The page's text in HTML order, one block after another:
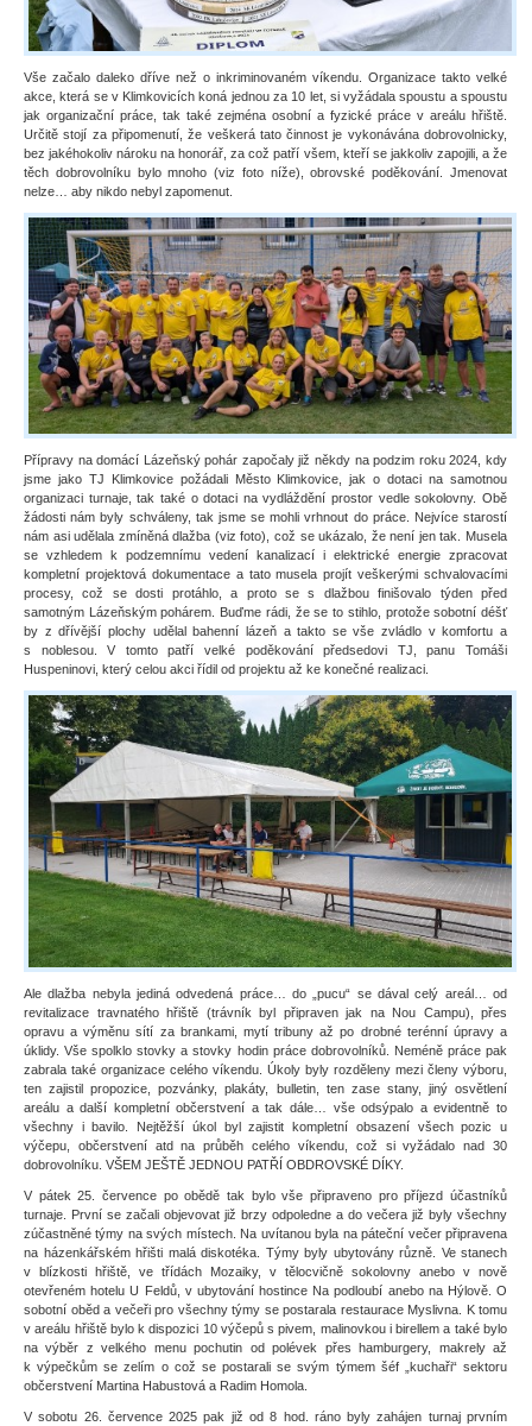
Vše začalo daleko dříve než o inkriminovaném víkendu. Organizace takto velké
akce, která se v Klimkovicích koná jednou za 10 let, si vyžádala spoustu a spoustu
jak organizační práce, tak také zejména osobní a fyzické práce v areálu hřiště.
Určitě stojí za připomenutí, že veškerá tato činnost je vykonávána dobrovolnicky,
bez jakéhokoliv nároku na honorář, za což patří všem, kteří se jakkoliv zapojili, a že
těch dobrovolníku bylo mnoho (viz foto níže), obrovské poděkování. Jmenovat
nelze… aby nikdo nebyl zapomenut.
Přípravy na domácí Lázeňský pohár započaly již někdy na podzim roku 2024, kdy
jsme jako TJ Klimkovice požádali Město Klimkovice, jak o dotaci na samotnou
organizaci turnaje, tak také o dotaci na vydláždění prostor vedle sokolovny. Obě
žádosti nám byly schváleny, tak jsme se mohli vrhnout do práce. Nejvíce starostí
nám asi udělala zmíněná dlažba (viz foto), což se ukázalo, že není jen tak. Musela
se vzhledem k podzemnímu vedení kanalizací i elektrické energie zpracovat
kompletní projektová dokumentace a tato musela projít veškerými schvalovacími
procesy, což se dosti protáhlo, a proto se s dlažbou finišovalo týden před
samotným Lázeňským pohárem. Buďme rádi, že se to stihlo, protože sobotní déšť
by z dřívější plochy udělal bahenní lázeň a takto se vše zvládlo v komfortu a
s noblesou. V tomto patří velké poděkování předsedovi TJ, panu Tomáši
Huspeninovi, který celou akci řídil od projektu až ke konečné realizaci.
Ale dlažba nebyla jediná odvedená práce… do „pucu“ se dával celý areál… od
revitalizace travnatého hřiště (trávník byl připraven jak na Nou Campu), přes
opravu a výměnu sítí za brankami, mytí tribuny až po drobné terénní úpravy a
úklidy. Vše spolklo stovky a stovky hodin práce dobrovolníků. Neméně práce pak
zabrala také organizace celého víkendu. Úkoly byly rozděleny mezi členy výboru,
ten zajistil propozice, pozvánky, plakáty, bulletin, ten zase stany, jiný osvětlení
areálu a další kompletní občerstvení a tak dále… vše odsýpalo a evidentně to
všechny i bavilo. Nejtěžší úkol byl zajistit kompletní obsazení všech pozic u
výčepu, občerstvení atd na průběh celého víkendu, což si vyžádalo nad 30
dobrovolníku. VŠEM JEŠTĚ JEDNOU PATŘÍ OBDROVSKÉ DÍKY.
V pátek 25. července po obědě tak bylo vše připraveno pro příjezd účastníků
turnaje. První se začali objevovat již brzy odpoledne a do večera již byly všechny
zúčastněné týmy na svých místech. Na uvítanou byla na páteční večer připravena
na házenkářském hřišti malá diskotéka. Týmy byly ubytovány různě. Ve stanech
v blízkosti hřiště, ve třídách Mozaiky, v tělocvičně sokolovny anebo v nově
otevřeném hotelu U Feldů, v ubytování hostince Na podloubí anebo na Hýlově. O
sobotní oběd a večeři pro všechny týmy se postarala restaurace Myslivna. K tomu
v areálu hřiště bylo k dispozici 10 výčepů s pivem, malinovkou i birellem a také bylo
na výběr z velkého menu pochutin od polévek přes hamburgery, makrely až
k výpečkům se zelím o což se postarali se svým týmem šéf „kuchaři“ sektoru
občerstvení Martina Habustová a Radim Homola.
V sobotu 26. července 2025 pak již od 8 hod. ráno byly zahájen turnaj prvním